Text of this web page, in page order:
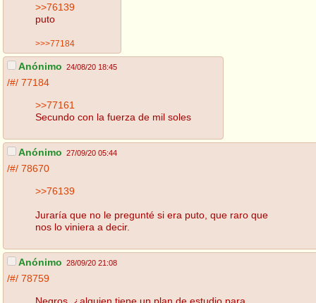
>>76139
puto
>>>77184
Anónimo 24/08/20 18:45
/#/ 77184
>>77161
Secundo con la fuerza de mil soles
Anónimo 27/09/20 05:44
/#/ 78670
>>76139
Juraría que no le pregunté si era puto, que raro que
nos lo viniera a decir.
Anónimo 28/09/20 21:08
/#/ 78759